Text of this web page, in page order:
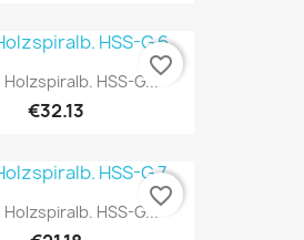
Holzspiralb. HSS-G...
€32.13
favorite_border
Holzspiralb. HSS-G...
favorite_border